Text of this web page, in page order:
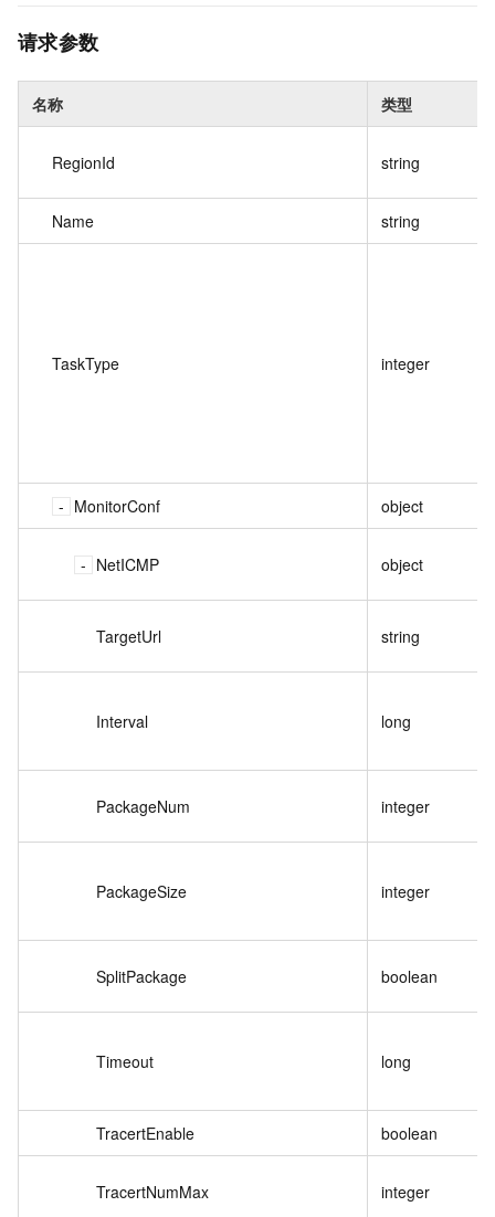
请求参数
名称 类型
RegionId string
Name string
TaskType integer
MonitorConf object
NetICMP object
TargetUrl string
Interval long
PackageNum integer
PackageSize integer
SplitPackage boolean
Timeout long
TracertEnable boolean
TracertNumMax integer